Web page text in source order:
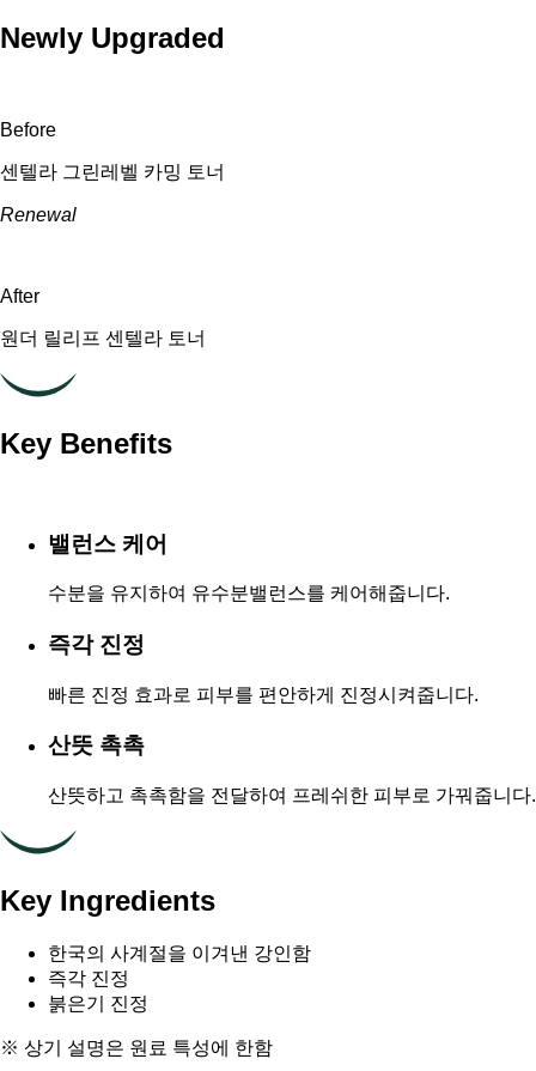
Newly Upgraded
Before
센텔라 그린레벨 카밍 토너
Renewal
After
원더 릴리프 센텔라 토너
Key Benefits
밸런스 케어
수분을 유지하여 유수분밸런스를 케어해줍니다.
즉각 진정
빠른 진정 효과로 피부를 편안하게 진정시켜줍니다.
산뜻 촉촉
산뜻하고 촉촉함을 전달하여 프레쉬한 피부로 가꿔줍니다.
Key Ingredients
한국의 사계절을 이겨낸 강인함
즉각 진정
붉은기 진정
※ 상기 설명은 원료 특성에 한함